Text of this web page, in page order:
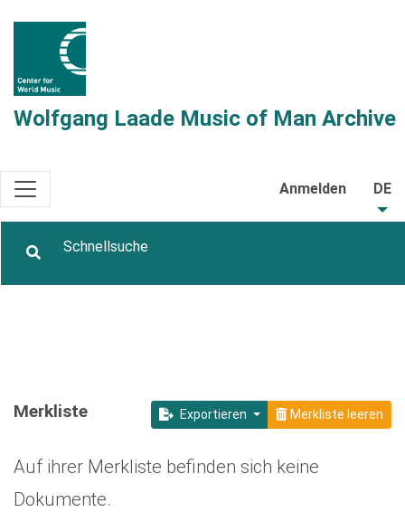
Wolfgang Laade Music of Man Archive
Anmelden DE
Exportieren Merkliste leeren
Merkliste
Auf ihrer Merkliste befinden sich keine
Dokumente.